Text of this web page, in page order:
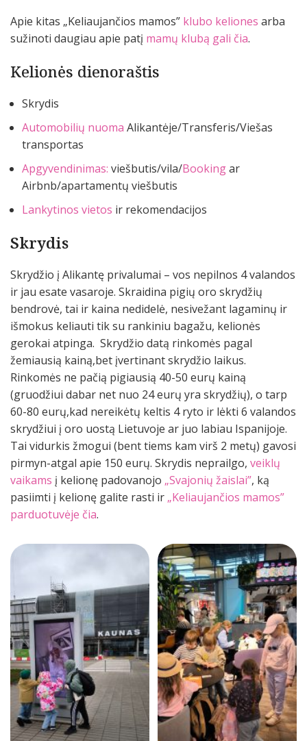
Apie kitas „Keliaujančios mamos” klubo keliones arba
sužinoti daugiau apie patį mamų klubą gali čia.
Kelionės dienoraštis
Skrydis
Automobilių nuoma Alikantėje/Transferis/Viešas
transportas
Apgyvendinimas: viešbutis/vila/Bookingar
Airbnb/apartamentų viešbutis
Lankytinos vietos ir rekomendacijos
Skrydis
Skrydžio į Alikantę privalumai – vos nepilnos 4 valandos
ir jau esate vasaroje. Skraidina pigių oro skrydžių
bendrovė, tai ir kaina nedidelė, nesivežant lagaminų ir
išmokus keliauti tik su rankiniu bagažu, kelionės
gerokai atpinga. Skrydžio datą rinkomės pagal
žemiausią kainą,bet įvertinant skrydžio laikus.
Rinkomės ne pačią pigiausią 40-50 eurų kainą
(gruodžiui dabar net nuo 24 eurų yra skrydžių), o tarp
60-80 eurų,kad nereikėtų keltis 4 ryto ir lėkti 6 valandos
skrydžiui į oro uostą Lietuvoje ar juo labiau Ispanijoje.
Tai vidurkis žmogui (bent tiems kam virš 2 metų) gavosi
pirmyn-atgal apie 150 eurų. Skrydis neprailgo, veiklų
vaikams į kelionę padovanojo „Svajonių žaislai”, ką
pasiimti į kelionę galite rasti ir „Keliaujančios mamos”
parduotuvėje čia.